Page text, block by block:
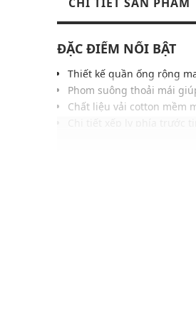
ĐẶC ĐIỂM NỔI BẬT
Thiết kế quần ống rộng
Phom suông thoải mái
Chất liệu vải cotton mềm